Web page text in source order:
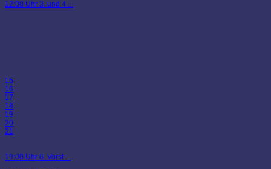
12:00 Uhr 3. und 4 ...
15
16
17
18
19
20
21
19:00 Uhr 6. Vorst ...